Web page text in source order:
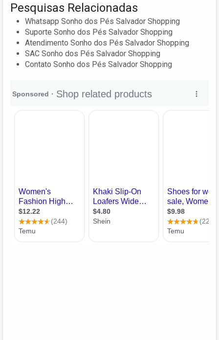
Pesquisas Relacionadas
Whatsapp Sonho dos Pés Salvador Shopping
Suporte Sonho dos Pés Salvador Shopping
Atendimento Sonho dos Pés Salvador Shopping
SAC Sonho dos Pés Salvador Shopping
Contato Sonho dos Pés Salvador Shopping